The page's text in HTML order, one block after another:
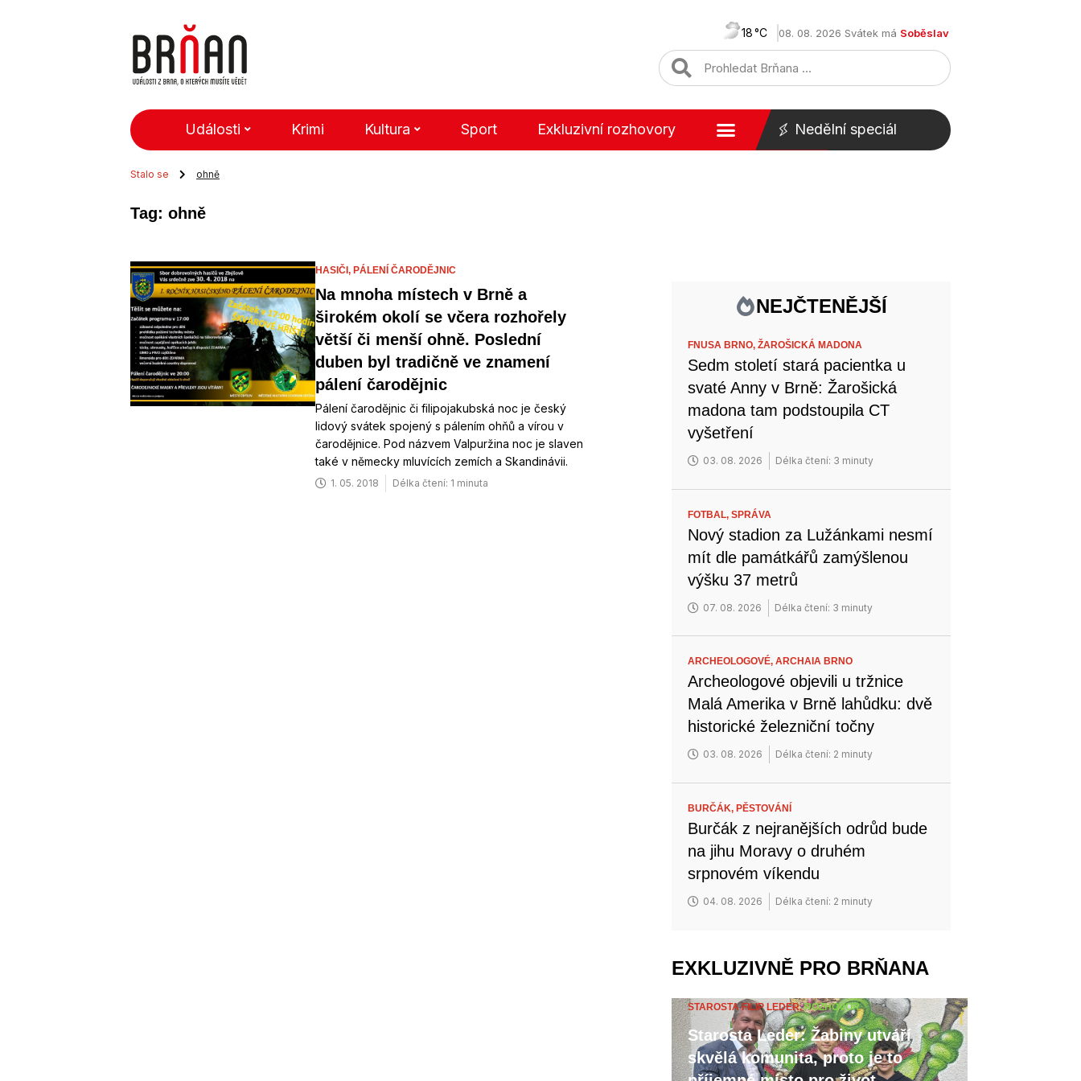
18 08. 08. 2026 Svátek má Soběslav
Události Krimi Kultura Sport Exkluzivní rozhovory Nedělní speciál
Stalo se ohně
Tag: ohně
HASIČI, PÁLENÍ ČARODĚJNIC
Na mnoha místech v Brně a
širokém okolí se včera rozhořely
větší či menší ohně. Poslední
duben byl tradičně ve znamení
pálení čarodějnic
Pálení čarodějnic či filipojakubská noc je český
lidový svátek spojený s pálením ohňů a vírou v
čarodějnice. Pod názvem Valpuržina noc je slaven
také v německy mluvících zemích a Skandinávii.
1. 05. 2018 Délka čtení: 1 minuta
NEJČTENĚJŠÍ
FNUSA BRNO,ŽAROŠICKÁ MADONA
Sedm století stará pacientka u
svaté Anny v Brně: Žarošická
madona tam podstoupila CT
vyšetření
03. 08. 2026 Délka čtení: 3 minuty
FOTBAL,SPRÁVA
Nový stadion za Lužánkami nesmí
mít dle památkářů zamýšlenou
výšku 37 metrů
07. 08. 2026 Délka čtení: 3 minuty
ARCHEOLOGOVÉ,ARCHAIA BRNO
Archeologové objevili u tržnice
Malá Amerika v Brně lahůdku: dvě
historické železniční točny
03. 08. 2026 Délka čtení: 2 minuty
BURČÁK,PĚSTOVÁNÍ
Burčák z nejranějších odrůd bude
na jihu Moravy o druhém
srpnovém víkendu
04. 08. 2026 Délka čtení: 2 minuty
EXKLUZIVNĚ PRO BRŇANA
STAROSTA FILIP LEDER,ROZHOVOR
Starosta Leder: Žabiny utváří
skvělá komunita, proto je to